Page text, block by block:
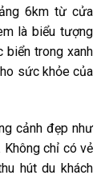
6km từ cửa
là biểu tượng
biển trong xanh
sức khỏe của
cảnh đẹp như
Không chỉ có vẻ
hút du khách